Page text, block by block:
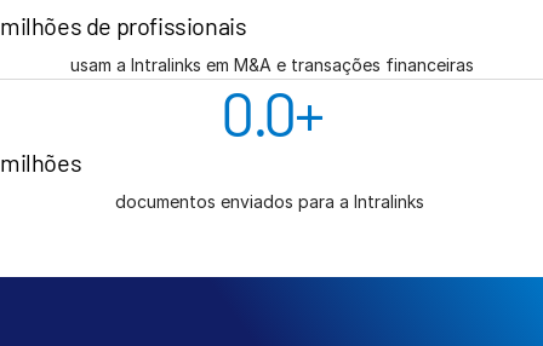
Dutch
milhões de profissionais
usam a Intralinks em M&A e transações financeiras
0.0+
milhões
documentos enviados para a Intralinks